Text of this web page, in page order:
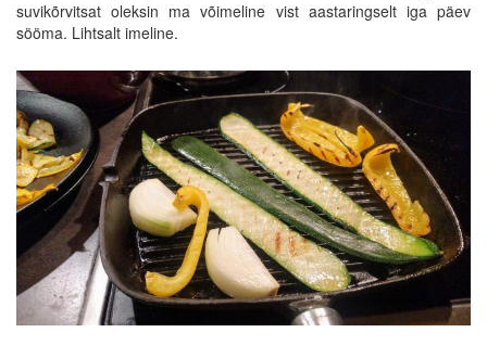
suvikõrvitsat oleksin ma võimeline vist aastaringselt iga päev
sööma. Lihtsalt imeline.